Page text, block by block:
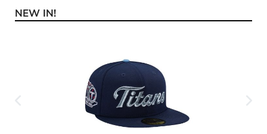
Produktgalerie überspringen
NEW IN!